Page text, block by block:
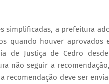
simplificadas, a prefeitura
quando houver aprovados
de Justiça de Cedro
não seguir a
recomendação deve ser